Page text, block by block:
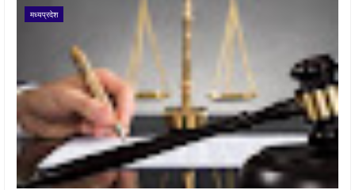
मध्यप्रदेश